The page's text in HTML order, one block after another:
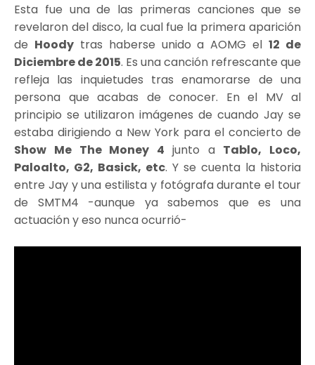
Esta fue una de las primeras canciones que se
revelaron del disco, la cual fue la primera aparición
de Hoodytras haberse unido a AOMG el12 de
Diciembre de 2015. Es una canción refrescante que
refleja las inquietudes tras enamorarse de una
persona que acabas de conocer. En el MV al
principio se utilizaron imágenes de cuando Jay se
estaba dirigiendo a New York para el concierto de
Show Me The Money 4 junto a Tablo, Loco,
Paloalto, G2, Basick, etc. Y se cuenta la historia
entre Jay y una estilista y fotógrafa durante el tour
de SMTM4 -aunque ya sabemos que es una
actuación y eso nunca ocurrió-